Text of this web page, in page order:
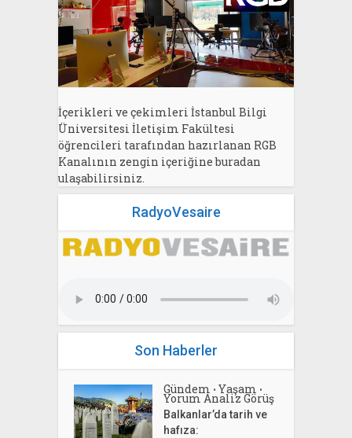
İçerikleri ve çekimleri İstanbul Bilgi
Üniversitesi İletişim Fakültesi
öğrencileri tarafından hazırlanan RGB
Kanalının zengin içeriğine buradan
ulaşabilirsiniz.
RadyoVesaire
Son Haberler
Gündem • Yaşam •
Yorum Analiz Görüş
Balkanlar’da tarih ve
hafıza: